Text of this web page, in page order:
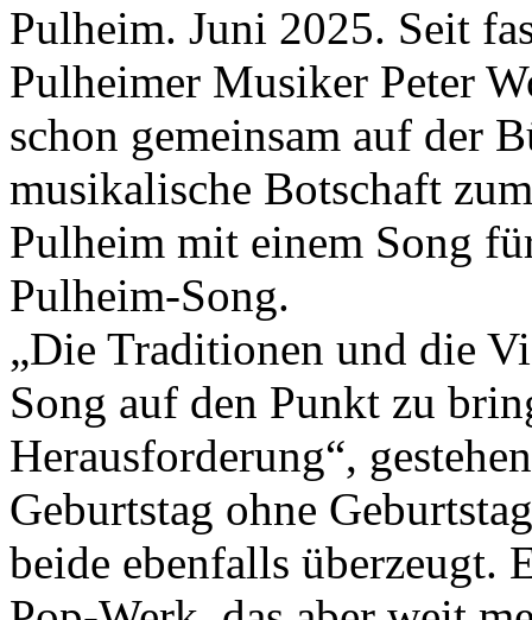
Pulheim. Juni 2025. Seit
Pulheimer Musiker Peter
schon gemeinsam auf der
musikalische Botschaft
Pulheim mit einem Song
Pulheim-Song.
„Die Traditionen und die
Song auf den Punkt zu
Herausforderung“,
Geburtstag ohne
beide ebenfalls überzeugt.